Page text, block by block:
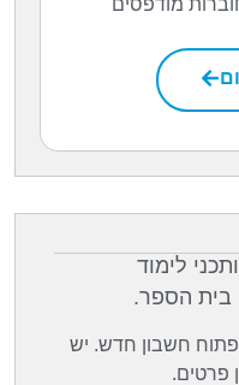
מודפסים
לימוד
בית הספר.
חשבון חדש. יש
פרטים.